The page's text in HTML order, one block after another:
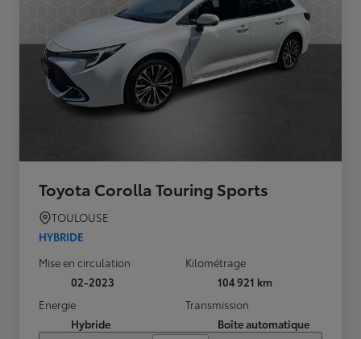
Toyota Corolla Touring Sports
TOULOUSE
HYBRIDE
Mise en circulation
02-2023
Kilométrage
104 921 km
Energie
Hybride
Transmission
Boîte automatique